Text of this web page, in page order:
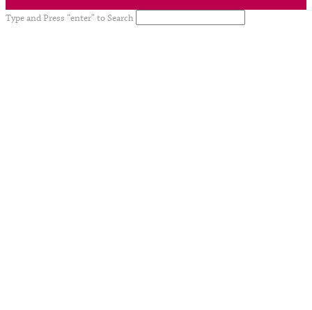
Type and Press “enter” to Search